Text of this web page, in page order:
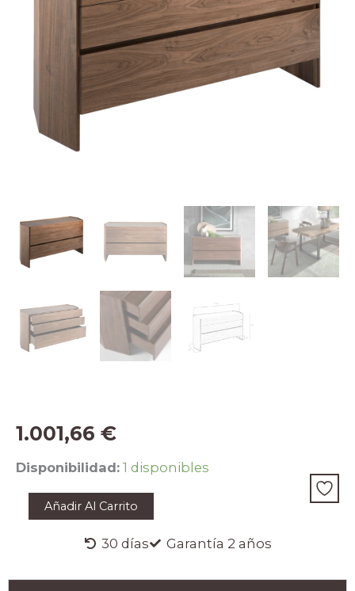
1.001,66 €
Disponibilidad: 1 disponibles
Cómoda
nogal
con
Añadir Al Carrito
30 días Garantía 2 años